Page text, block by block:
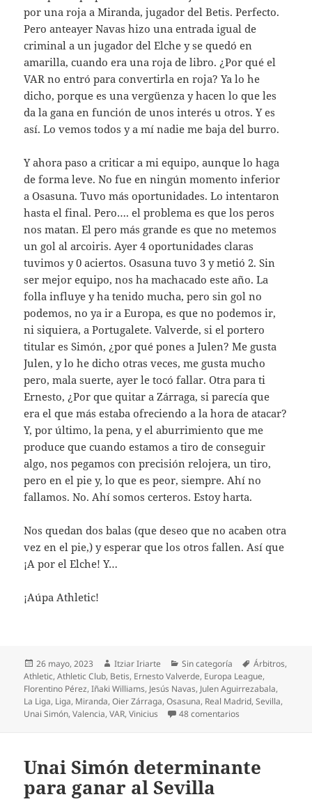
por una roja a Miranda, jugador del Betis. Perfecto.
Pero anteayer Navas hizo una entrada igual de
criminal a un jugador del Elche y se quedó en
amarilla, cuando era una roja de libro. ¿Por qué el
VAR no entró para convertirla en roja? Ya lo he
dicho, porque es una vergüenza y hacen lo que les
da la gana en función de unos interés u otros. Y es
así. Lo vemos todos y a mí nadie me baja del burro.
Y ahora paso a criticar a mi equipo, aunque lo haga
de forma leve. No fue en ningún momento inferior
a Osasuna. Tuvo más oportunidades. Lo intentaron
hasta el final. Pero…. el problema es que los peros
nos matan. El pero más grande es que no metemos
un gol al arcoiris. Ayer 4 oportunidades claras
tuvimos y 0 aciertos. Osasuna tuvo 3 y metió 2. Sin
ser mejor equipo, nos ha machacado este año. La
folla influye y ha tenido mucha, pero sin gol no
podemos, no ya ir a Europa, es que no podemos ir,
ni siquiera, a Portugalete. Valverde, si el portero
titular es Simón, ¿por qué pones a Julen? Me gusta
Julen, y lo he dicho otras veces, me gusta mucho
pero, mala suerte, ayer le tocó fallar. Otra para ti
Ernesto, ¿Por que quitar a Zárraga, si parecía que
era el que más estaba ofreciendo a la hora de atacar?
Y, por último, la pena, y el aburrimiento que me
produce que cuando estamos a tiro de conseguir
algo, nos pegamos con precisión relojera, un tiro,
pero en el pie y, lo que es peor, siempre. Ahí no
fallamos. No. Ahí somos certeros. Estoy harta.
Nos quedan dos balas (que deseo que no acaben otra
vez en el pie,) y esperar que los otros fallen. Así que
¡A por el Elche! Y…
¡Aúpa Athletic!
Publicado
el
26 mayo, 2023 Autor
Itziar Iriarte Categorías
Sin categoría Etiquetas
Árbitros,
Athletic,Athletic Club, Betis, Ernesto Valverde, Europa League,
Florentino Pérez,Iñaki Williams, Jesús Navas, Julen Aguirrezabala,
La Liga, Liga, Miranda,Oier Zárraga,Osasuna, Real Madrid,Sevilla,
Unai Simón,Valencia,VAR,Vinicius 48 comentarios
Unai Simón determinante
para ganar al Sevilla